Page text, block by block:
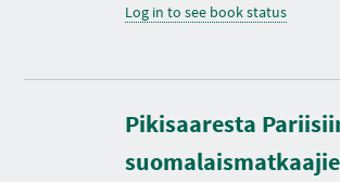
Log in to see book status
Pikisaaresta